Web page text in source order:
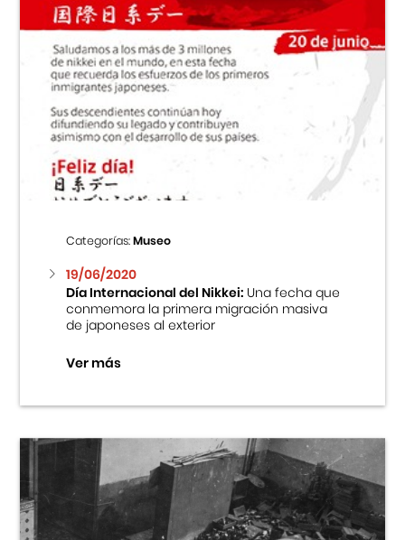
Categorías:Museo
19/06/2020
Día Internacional del Nikkei:Una fecha que
conmemora la primera migración masiva
de japoneses al exterior
Ver más